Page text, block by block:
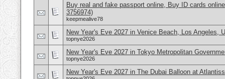
Buy real and fake passport online, Buy ID cards
3756974)
keepmealive78
New Year's Eve 2027 in Venice Beach, Los Angeles,
topnye2026
New Year's Eve 2027 in Tokyo Metropolitan
topnye2026
New Year's Eve 2027 in The Dubai Balloon at